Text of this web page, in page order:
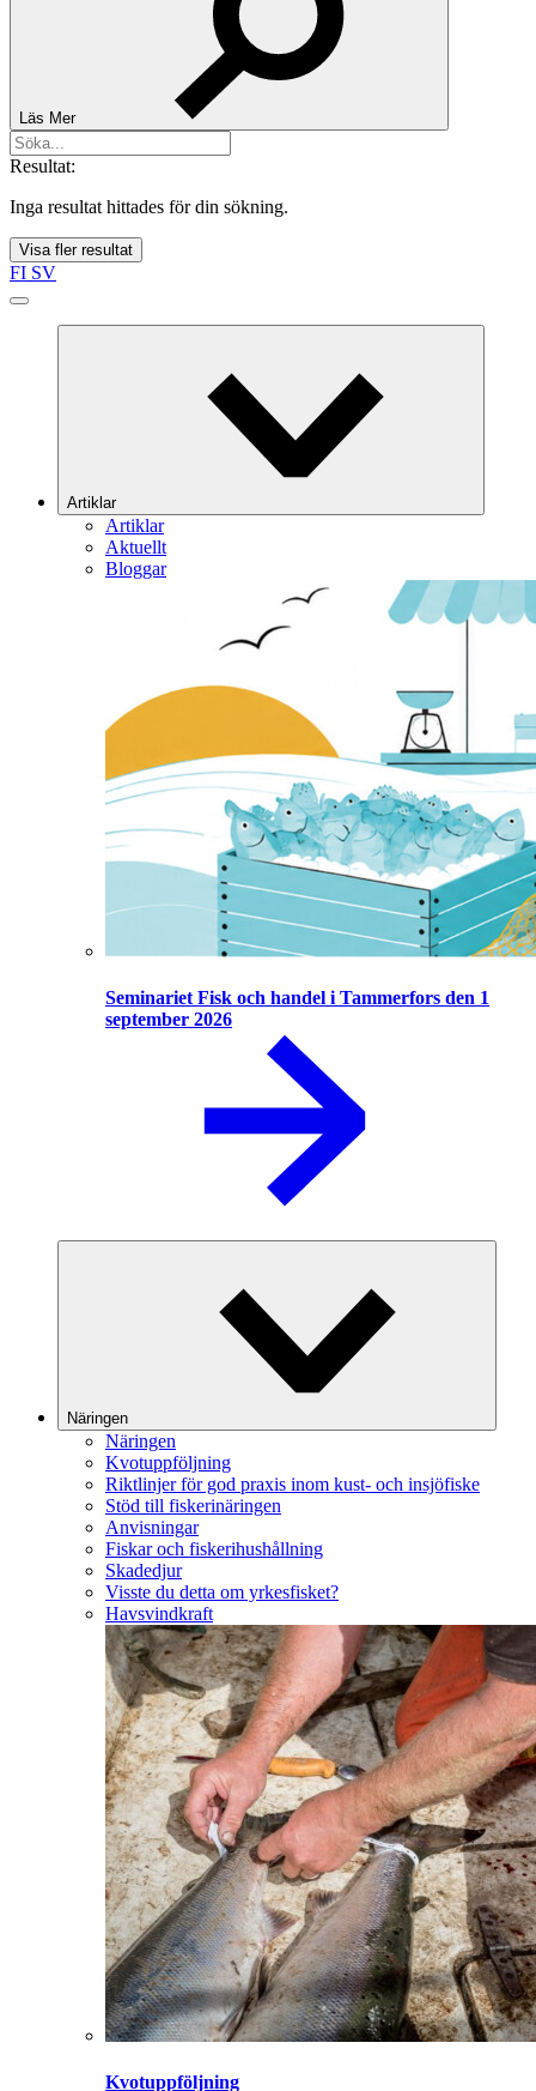
Läs Mer
Resultat:
Inga resultat hittades för din sökning.
Visa fler resultat
FI SV
Artiklar
Artiklar
Aktuellt
Bloggar
Seminariet Fisk och handel i Tammerfors den 1
september 2026
Näringen
Näringen
Kvotuppföljning
Riktlinjer för god praxis inom kust- och insjöfiske
Stöd till fiskerinäringen
Anvisningar
Fiskar och fiskerihushållning
Skadedjur
Visste du detta om yrkesfisket?
Havsvindkraft
Kvotuppföljning